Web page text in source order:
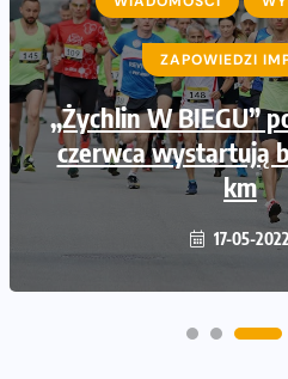
ZAPOWIEDZI
„Żychlin W BIEGU”
czerwca wystartują
km
17-05-2022